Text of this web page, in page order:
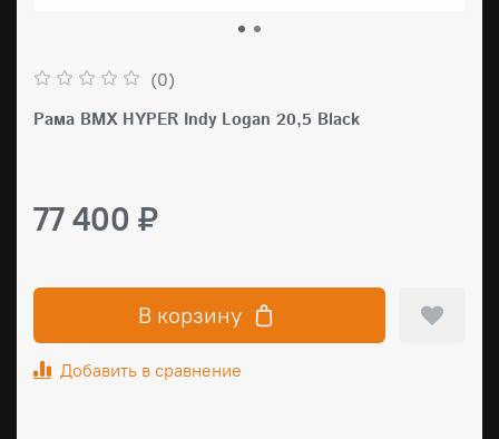
(0)
Рама BMX HYPER Indy Logan 20,5 Black
77 400 ₽
В корзину
Добавить в сравнение